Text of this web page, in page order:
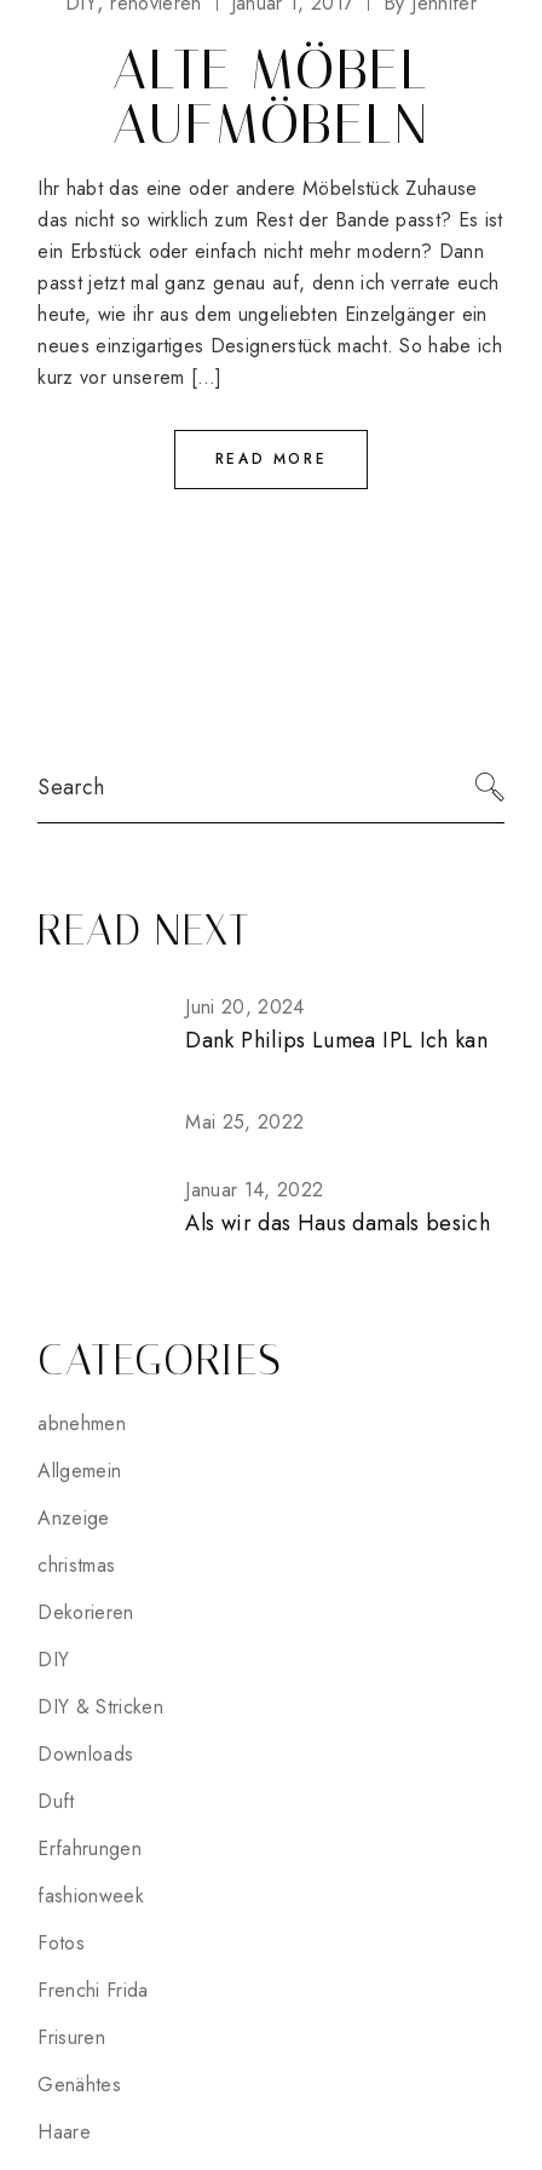
ALTE MÖBEL
AUFMÖBELN
Ihr habt das eine oder andere Möbelstück Zuhause
das nicht so wirklich zum Rest der Bande passt? Es ist
ein Erbstück oder einfach nicht mehr modern? Dann
passt jetzt mal ganz genau auf, denn ich verrate euch
heute, wie ihr aus dem ungeliebten Einzelgänger ein
neues einzigartiges Designerstück macht. So habe ich
kurz vor unserem […]
READ MORE
READ NEXT
Juni 20, 2024
Dank Philips Lumea IPL Ich kan
Mai 25, 2022
Januar 14, 2022
Als wir das Haus damals besich
CATEGORIES
abnehmen
Allgemein
Anzeige
christmas
Dekorieren
DIY
DIY & Stricken
Downloads
Duft
Erfahrungen
fashionweek
Fotos
Frenchi Frida
Frisuren
Genähtes
Haare